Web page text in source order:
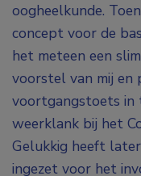
oogheelkunde.
concept voor de
het meteen een
voorstel van mij en
voortgangstoets in
weerklank bij het
Gelukkig heeft
ingezet voor het